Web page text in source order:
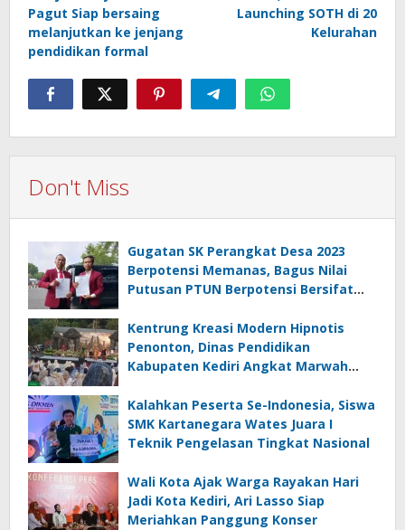
Pagut Siap bersaing
melanjutkan ke jenjang
pendidikan formal
Launching SOTH di 20
Kelurahan
Don't Miss
Gugatan SK Perangkat Desa 2023
Berpotensi Memanas, Bagus Nilai
Putusan PTUN Berpotensi Bersifat
Kentrung Kreasi Modern Hipnotis
Penonton, Dinas Pendidikan
Kabupaten Kediri Angkat Marwah
Kalahkan Peserta Se-Indonesia, Siswa
SMK Kartanegara Wates Juara I
Teknik Pengelasan Tingkat Nasional
Wali Kota Ajak Warga Rayakan Hari
Jadi Kota Kediri, Ari Lasso Siap
Meriahkan Panggung Konser